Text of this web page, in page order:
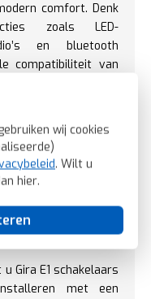
wij cookies
. Wilt u
hier.
comfort. Denk
zoals LED-
en bluetooth
compatibiliteit van
kunt
centraaldelen en
stijlvol geheel in
tegen vocht
u Gira E1 schakelaars
met een